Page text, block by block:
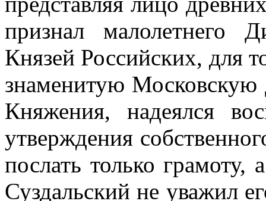
признал малолетнего
Князей Российских, для
знаменитую Московскую
Княжения, надеялся
утверждения
послать только
Суздальский не уважил